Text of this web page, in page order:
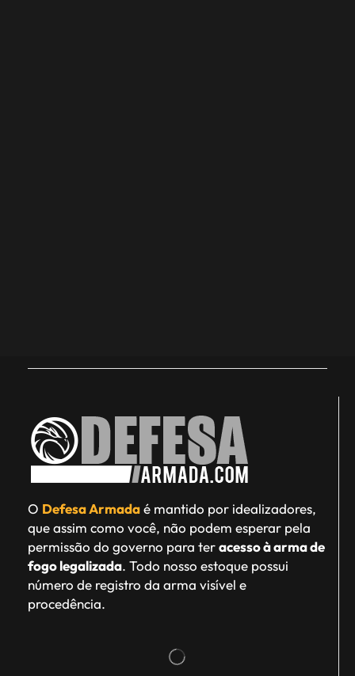
O Defesa Armadaé mantido por idealizadores,
que assim como você, não podem esperar pela
permissão do governo para teracesso à arma de
fogo legalizada. Todo nosso estoque possui
número de registro da arma visível e
procedência.